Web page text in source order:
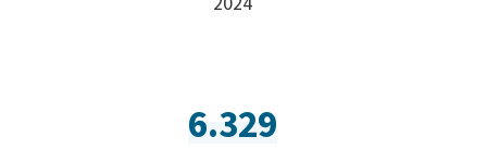
6.329